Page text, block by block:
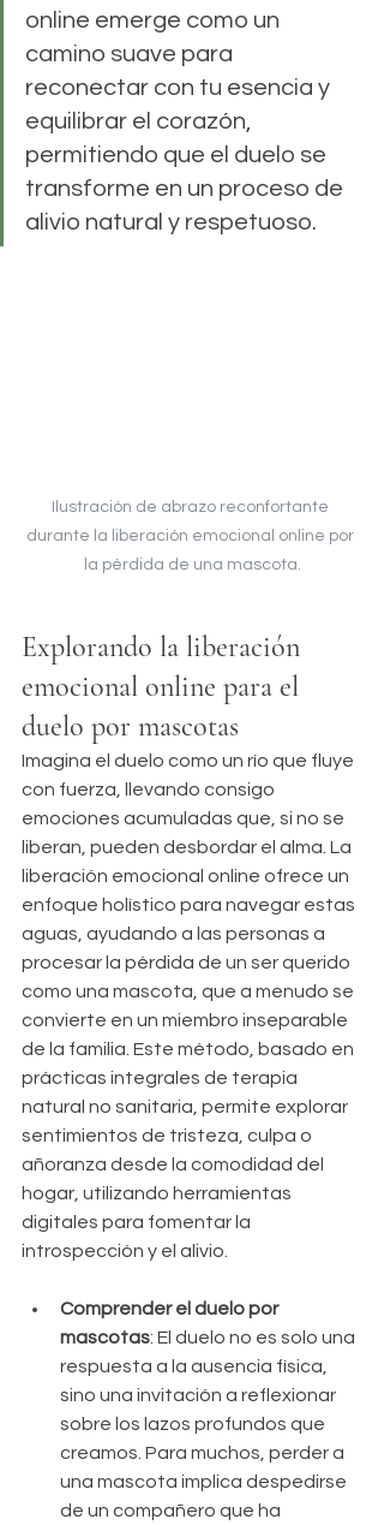
online emerge como un
camino suave para
reconectar con tu esencia y
equilibrar el corazón,
permitiendo que el duelo se
transforme en un proceso de
alivio natural y respetuoso.
Ilustración de abrazo reconfortante
durante la liberación emocional online por
la pérdida de una mascota.
Explorando la liberación
emocional online para el
duelo por mascotas
Imagina el duelo como un río que fluye
con fuerza, llevando consigo
emociones acumuladas que, si no se
liberan, pueden desbordar el alma. La
liberación emocional online ofrece un
enfoque holístico para navegar estas
aguas, ayudando a las personas a
procesar la pérdida de un ser querido
como una mascota, que a menudo se
convierte en un miembro inseparable
de la familia. Este método, basado en
prácticas integrales de terapia
natural no sanitaria, permite explorar
sentimientos de tristeza, culpa o
añoranza desde la comodidad del
hogar, utilizando herramientas
digitales para fomentar la
introspección y el alivio.
Comprender el duelo por
mascotas: El duelo no es solo una
respuesta a la ausencia física,
sino una invitación a reflexionar
sobre los lazos profundos que
creamos. Para muchos, perder a
una mascota implica despedirse
de un compañero que ha